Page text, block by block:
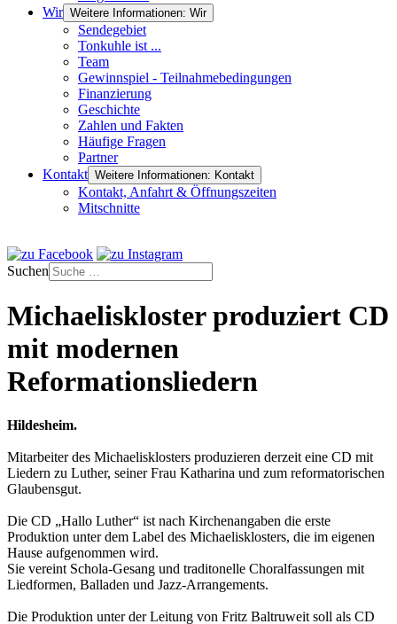
Wir Weitere Informationen: Wir
Sendegebiet
Tonkuhle ist ...
Team
Gewinnspiel - Teilnahmebedingungen
Finanzierung
Geschichte
Zahlen und Fakten
Häufige Fragen
Partner
Kontakt Weitere Informationen: Kontakt
Kontakt, Anfahrt & Öffnungszeiten
Mitschnitte
Suchen
Michaeliskloster produziert CD
mit modernen
Reformationsliedern
Hildesheim.
Mitarbeiter des Michaelisklosters produzieren derzeit eine CD mit
Liedern zu Luther, seiner Frau Katharina und zum reformatorischen
Glaubensgut.
Die CD „Hallo Luther“ ist nach Kirchenangaben die erste
Produktion unter dem Label des Michaelisklosters, die im eigenen
Hause aufgenommen wird.
Sie vereint Schola-Gesang und traditonelle Choralfassungen mit
Liedformen, Balladen und Jazz-Arrangements.
Die Produktion unter der Leitung von Fritz Baltruweit soll als CD